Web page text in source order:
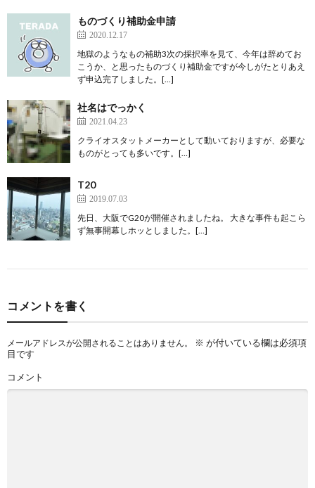
ものづくり補助金申請
2020.12.17
地獄のようなもの補助3次の採択率を見て、今年は辞めてお
こうか、と思ったものづくり補助金ですが今しがたとりあえ
ず申込完了しました。[…]
社名はでっかく
2021.04.23
クライオスタットメーカーとして動いておりますが、必要な
ものがとっても多いです。[…]
T20
2019.07.03
先日、大阪でG20が開催されましたね。 大きな事件も起こら
ず無事開幕しホッとしました。[…]
コメントを書く
メールアドレスが公開されることはありません。 ※ が付いている欄は必須項
目です
コメント